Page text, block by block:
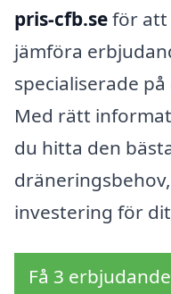
pris-cfb.seför att
jämföra
specialiserade
Med rätt
du hitta den
investering för
Få 3